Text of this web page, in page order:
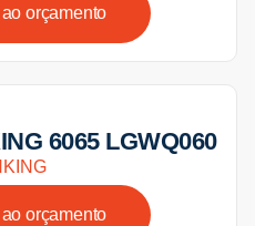
orçamento
6065 LGWQ060
orçamento